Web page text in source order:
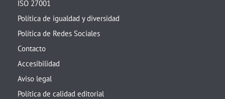
ISO 27001
Política de igualdad y diversidad
Política de Redes Sociales
Contacto
Accesibilidad
Aviso legal
Política de calidad editorial